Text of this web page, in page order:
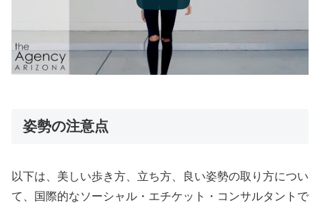
姿勢の注意点
以下は、美しい歩き方、立ち方、良い姿勢の取り方につい
て、国際的なソーシャル・エチケット・コンサルタントで